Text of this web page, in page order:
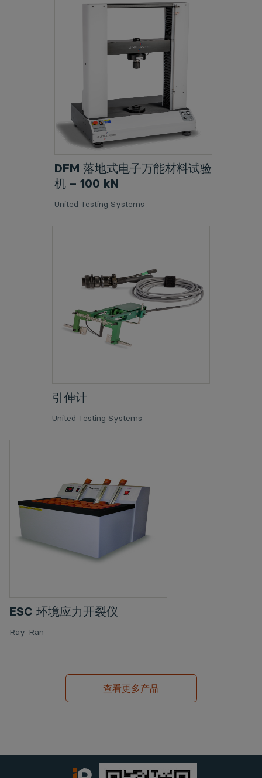
DFM 落地式电子万能材料试验
机 – 100 kN
United Testing Systems
引伸计
United Testing Systems
ESC 环境应力开裂仪
Ray-Ran
查看更多产品